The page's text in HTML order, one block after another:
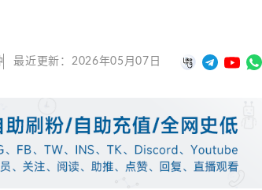
最近更新： 2026年05月07日